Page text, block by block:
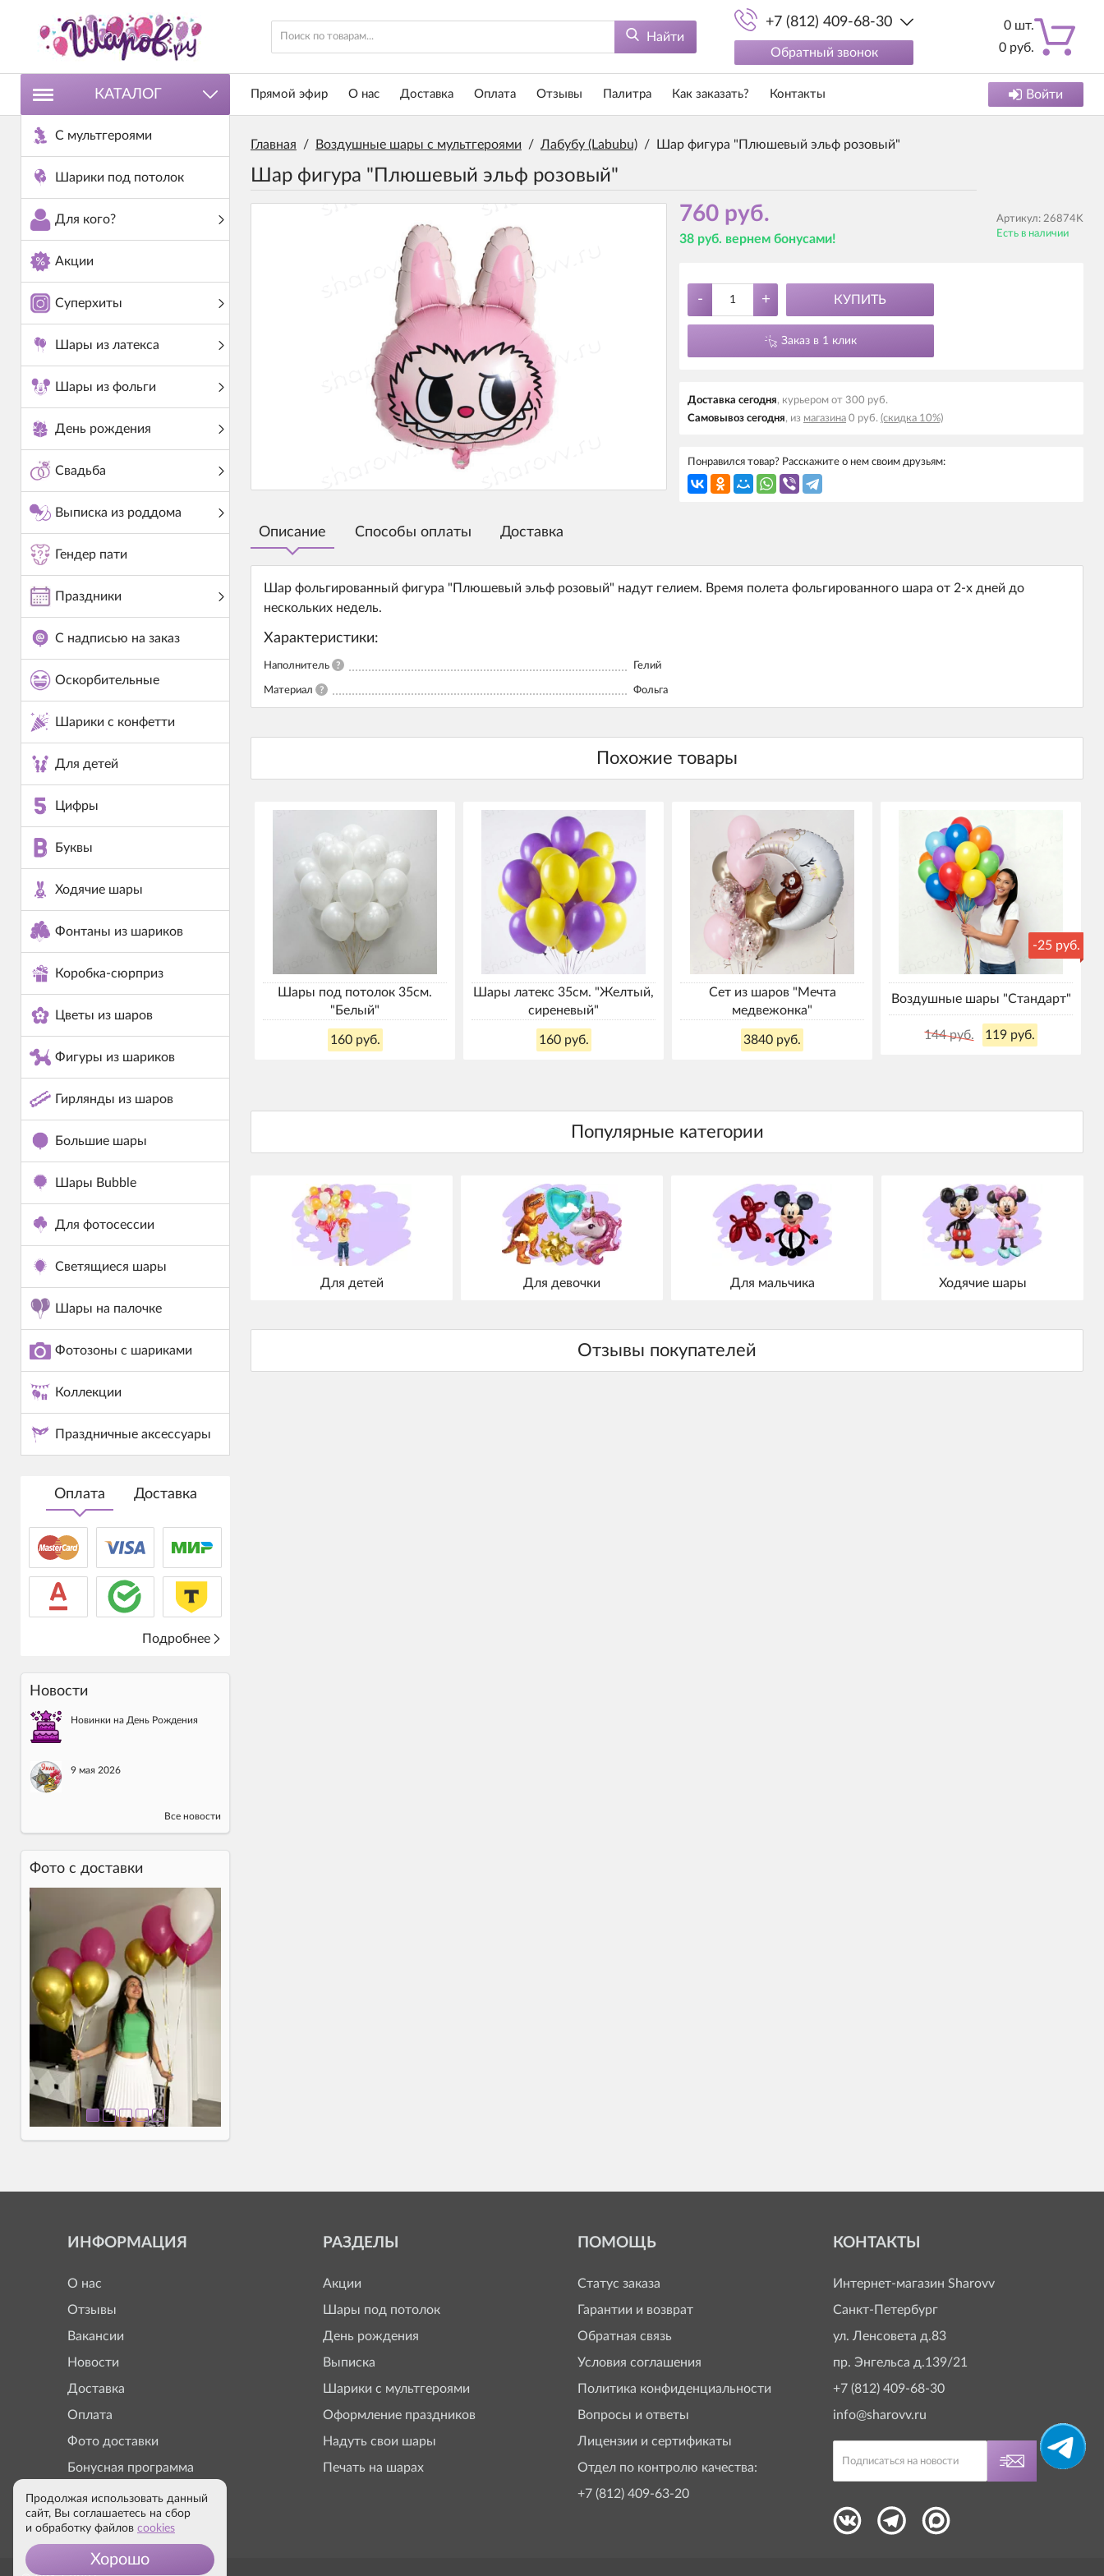
Найти
+7 (812) 409-68-30
Обратный звонок
0 шт.
0 руб.
КАТАЛОГ
С мультгероями
Шарики под потолок
Для кого?
Акции
Суперхиты
Шары из латекса
Шары из фольги
День рождения
Свадьба
Выписка из роддома
Гендер пати
Праздники
С надписью на заказ
Оскорбительные
Шарики с конфетти
Для детей
Цифры
Буквы
Ходячие шары
Фонтаны из шариков
Коробка-сюрприз
Цветы из шаров
Фигуры из шариков
Гирлянды из шаров
Большие шары
Шары Bubble
Для фотосессии
Светящиеся шары
Шары на палочке
Фотозоны с шариками
Коллекции
Праздничные аксессуары
Оплата Доставка
Подробнее
Новости
Новинки на День Рождения
9 мая 2026
Все новости
Фото c доставки
Прямой эфир О нас Доставка Оплата Отзывы Палитра Как заказать? Контакты Войти
Главная / Воздушные шары с мультгероями / Лабубу (Labubu) / Шар фигура "Плюшевый эльф розовый"
Шар фигура "Плюшевый эльф розовый"
760 руб.
38 руб. вернем бонусами!
Артикул: 26874K
Есть в наличии
- + КУПИТЬ
Заказ в 1 клик
Доставка cегодня, курьером от 300 руб.
Самовывоз cегодня, из магазина 0 руб. (скидка 10%)
Понравился товар? Расскажите о нем своим друзьям:
Описание Способы оплаты Доставка
Шар фольгированный фигура "Плюшевый эльф розовый" надут гелием. Время полета фольгированного шара от 2-х дней до
нескольких недель.
Характеристики:
Наполнитель ? Гелий
Материал ? Фольга
Шары под потолок 35см.
"Белый"
160 руб.
Шары латекс 35см. "Желтый,
сиреневый"
160 руб.
Сет из шаров "Мечта
медвежонка"
3840 руб.
-25 руб.
Воздушные шары "Стандарт"
144 руб. 119 руб.
Для детей Для девочки Для мальчика Ходячие шары
ИНФОРМАЦИЯ
О нас
Отзывы
Вакансии
Новости
Доставка
Оплата
Фото доставки
Бонусная программа
РАЗДЕЛЫ
Акции
Шары под потолок
День рождения
Выписка
Шарики с мультгероями
Оформление праздников
Надуть свои шары
Печать на шарах
ПОМОЩЬ
Статус заказа
Гарантии и возврат
Обратная связь
Условия соглашения
Политика конфиденциальности
Вопросы и ответы
Лицензии и сертификаты
Отдел по контролю качества:
+7 (812) 409-63-20
КОНТАКТЫ
Интернет-магазин Sharovv
Санкт-Петербург
ул. Ленсовета д.83
пр. Энгельса д.139/21
+7 (812) 409-68-30
info@sharovv.ru
Продолжая использовать данный
сайт, Вы соглашаетесь на сбор
и обработку файлов cookies
Хорошо